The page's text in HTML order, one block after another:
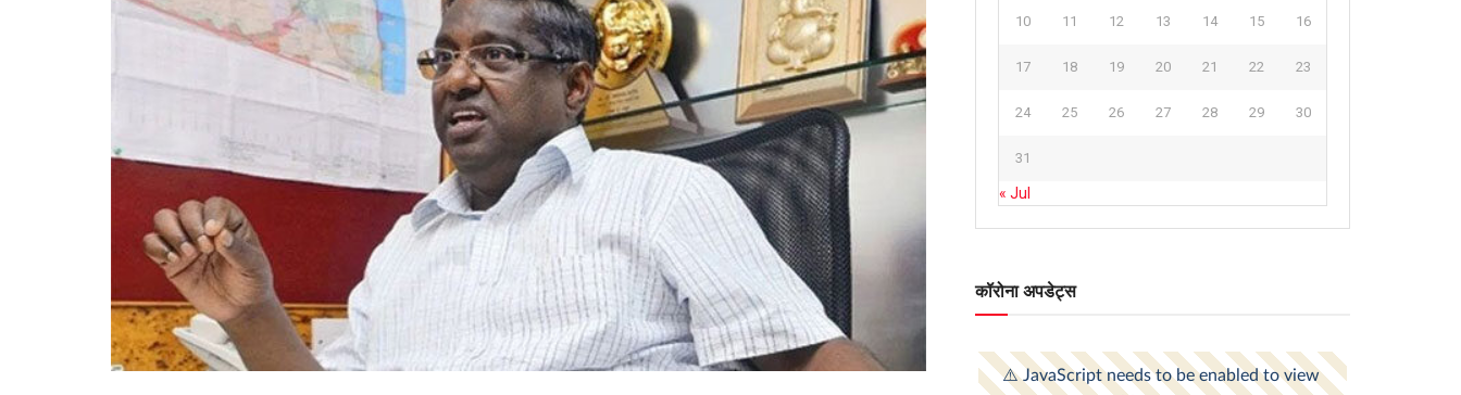
10 11 12 13 14 15 16
17 18 19 20 21 22 23
24 25 26 27 28 29 30
31
« Jul
कॉरोना अपडेट्स